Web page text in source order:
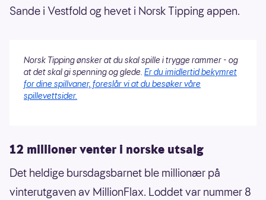
Sande i Vestfold og hevet i Norsk Tipping appen.
Norsk Tipping ønsker at du skal spille i trygge rammer - og
at det skal gi spenning og glede. Er du imidlertid bekymret
for dine spillvaner, foreslår vi at du besøker våre
spillevettsider.
12 millioner venter i norske utsalg
Det heldige bursdagsbarnet ble millionær på
vinterutgaven av MillionFlax. Loddet var nummer 8